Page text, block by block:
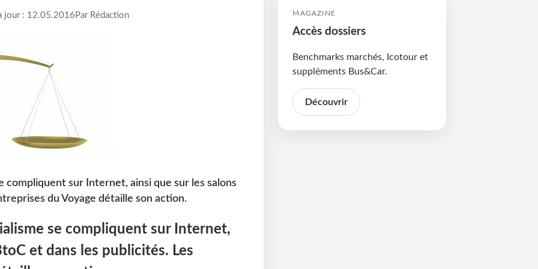
jour : 12.05.2016 Par Rédaction
compliquent sur Internet, ainsi que sur les salons
du Voyage détaille son action.
se compliquent sur Internet,
et dans les publicités. Les
MAGAZINE
Accès dossiers
Benchmarks marchés, Icotour et
suppléments Bus&Car.
Découvrir